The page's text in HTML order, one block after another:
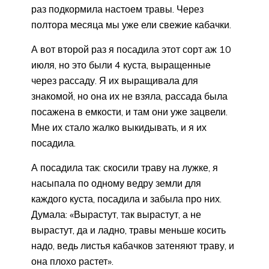
раз подкормила настоем травы. Через
полтора месяца мы уже ели свежие кабачки.
А вот второй раз я посадила этот сорт аж 10
июля, но это были 4 куста, выращенные
через рассаду. Я их выращивала для
знакомой, но она их не взяла, рассада была
посажена в емкости, и там они уже зацвели.
Мне их стало жалко выкидывать, и я их
посадила.
А посадила так: скосили траву на лужке, я
насыпала по одному ведру земли для
каждого куста, посадила и забыла про них.
Думала: «Вырастут, так вырастут, а не
вырастут, да и ладно, травы меньше косить
надо, ведь листья кабачков затеняют траву, и
она плохо растет».